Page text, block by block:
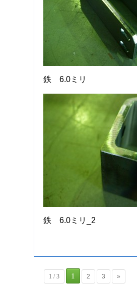
鉄 6.0ミリ
鉄 6.0ミリ_2
1 / 3 1 2 3 »